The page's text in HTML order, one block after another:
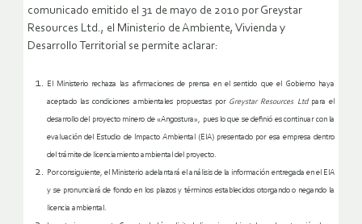
comunicado emitido el 31 de mayo de 2010 por Greystar
Resources Ltd., el Ministerio de Ambiente, Vivienda y
Desarrollo Territorial se permite aclarar:
El Ministerio rechaza las afirmaciones de prensa en el sentido que el Gobierno haya
aceptado las condiciones ambientales propuestas por Greystar Resources Ltd para el
desarrollo del proyecto minero de «Angostura», pues lo que se definió es continuar con la
evaluación del Estudio de Impacto Ambiental (EIA) presentado por esa empresa dentro
del trámite de licenciamiento ambiental del proyecto.
Por consiguiente, el Ministerio adelantará el análisis de la información entregada en el EIA
y se pronunciará de fondo en los plazos y términos establecidos otorgando o negando la
licencia ambiental.